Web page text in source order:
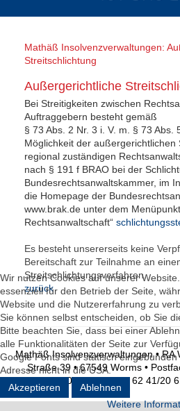
Mathäß Insolvenzverwaltungen:
Streitschlichtung
Außergerichtliche
Bei Streitigkeiten zwischen
Auftraggebern besteht gemäß
§ 73 Abs. 2 Nr. 3 i. V. m. § 73 Abs.
Möglichkeit der außergerichtlichen
regional zuständigen
nach § 191 f BRAO bei der
Bundesrechtsanwaltskammer, im
die Homepage der
www.brak.de unter dem
Rechtsanwaltschaft“
Es besteht unsererseits keine
Bereitschaft zur Teilnahme an
Streitschlichtungsverfahren.
zurück
Mathäß Insolvenzverwaltungen • RA
Straße 39 • 67549 Worms •
Fon 0 62 41/20 61-0 • Fax 0 62 41/20
Wir nutzen Cookies auf unserer
essenziell für den Betrieb der Seite,
Website und die Nutzererfahrung zu
Sie können selbst entscheiden, ob Sie
Bitte beachten Sie, dass bei einer
alle Funktionalitäten der Seite zur
Google Fonts sind statisch
Adresse nicht in die USA.
Akzeptieren
Ablehnen
Weitere